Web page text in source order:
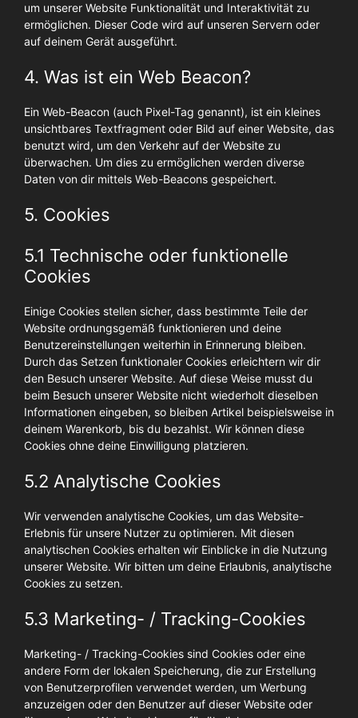
um unserer Website Funktionalität und Interaktivität zu
ermöglichen. Dieser Code wird auf unseren Servern oder
auf deinem Gerät ausgeführt.
4. Was ist ein Web Beacon?
Ein Web-Beacon (auch Pixel-Tag genannt), ist ein kleines
unsichtbares Textfragment oder Bild auf einer Website, das
benutzt wird, um den Verkehr auf der Website zu
überwachen. Um dies zu ermöglichen werden diverse
Daten von dir mittels Web-Beacons gespeichert.
5. Cookies
5.1 Technische oder funktionelle
Cookies
Einige Cookies stellen sicher, dass bestimmte Teile der
Website ordnungsgemäß funktionieren und deine
Benutzereinstellungen weiterhin in Erinnerung bleiben.
Durch das Setzen funktionaler Cookies erleichtern wir dir
den Besuch unserer Website. Auf diese Weise musst du
beim Besuch unserer Website nicht wiederholt dieselben
Informationen eingeben, so bleiben Artikel beispielsweise in
deinem Warenkorb, bis du bezahlst. Wir können diese
Cookies ohne deine Einwilligung platzieren.
5.2 Analytische Cookies
Wir verwenden analytische Cookies, um das Website-
Erlebnis für unsere Nutzer zu optimieren. Mit diesen
analytischen Cookies erhalten wir Einblicke in die Nutzung
unserer Website. Wir bitten um deine Erlaubnis, analytische
Cookies zu setzen.
5.3 Marketing- / Tracking-Cookies
Marketing- / Tracking-Cookies sind Cookies oder eine
andere Form der lokalen Speicherung, die zur Erstellung
von Benutzerprofilen verwendet werden, um Werbung
anzuzeigen oder den Benutzer auf dieser Website oder